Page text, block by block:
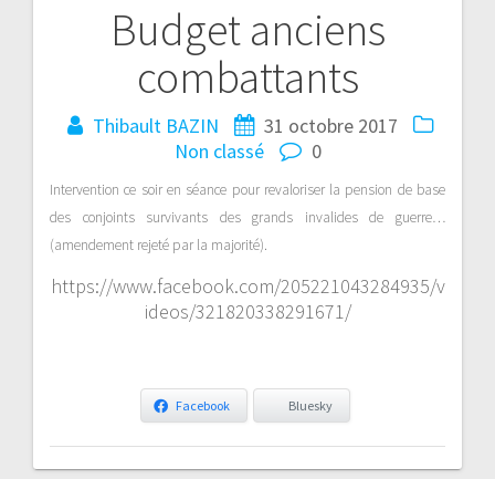
Budget anciens
combattants
Thibault BAZIN
31 octobre 2017
Non classé
0
Intervention ce soir en séance pour revaloriser la pension de base
des conjoints survivants des grands invalides de guerre…
(amendement rejeté par la majorité).
https://www.facebook.com/205221043284935/v
ideos/321820338291671/
Facebook Bluesky